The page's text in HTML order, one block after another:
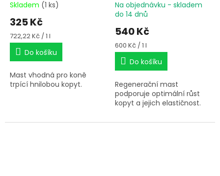
Skladem (1 ks)
325 Kč
Měrná
cena:
722,22 Kč / 1 l
Do košíku
Mast vhodná pro koně
trpící hnilobou kopyt.
Na objednávku - skladem
do 14 dnů
540 Kč
Měrná
cena:
600 Kč / 1 l
Do košíku
Regenerační mast
podporuje optimální růst
kopyt a jejich elastičnost.